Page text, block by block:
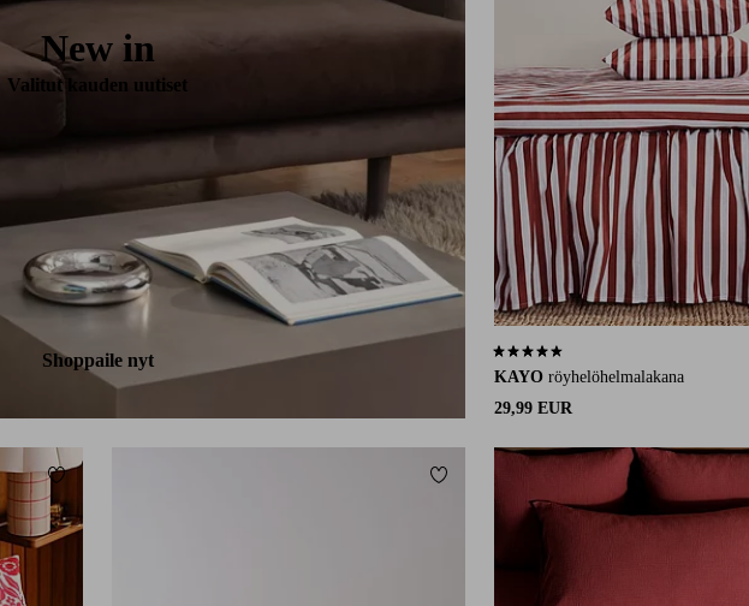
New in
Valitut kauden uutiset
Shoppaile nyt
KAYO röyhelöhelmalakana
29,99 EUR
4,6 perustuen 67 arvosanaan
Lisää suosikkeihin Lisää suosikkeihin